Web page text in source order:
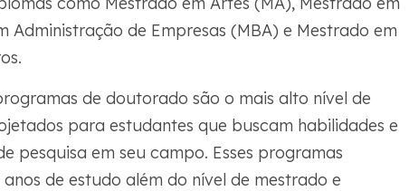
Administração de Empresas (MBA) e Mestrado em
de doutorado são o mais alto nível de
para estudantes que buscam habilidades e
pesquisa em seu campo. Esses programas
de estudo além do nível de mestrado e